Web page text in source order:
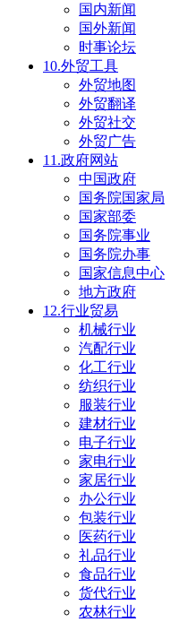
国内新闻
国外新闻
时事论坛
10.外贸工具
外贸地图
外贸翻译
外贸社交
外贸广告
11.政府网站
中国政府
国务院国家局
国家部委
国务院事业
国务院办事
国家信息中心
地方政府
12.行业贸易
机械行业
汽配行业
化工行业
纺织行业
服装行业
建材行业
电子行业
家电行业
家居行业
办公行业
包装行业
医药行业
礼品行业
食品行业
货代行业
农林行业